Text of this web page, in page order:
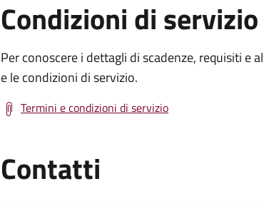
Condizioni di servizio
Per conoscere i dettagli di scadenze, requisiti
e le condizioni di servizio.
Termini e condizioni di servizio
Contatti